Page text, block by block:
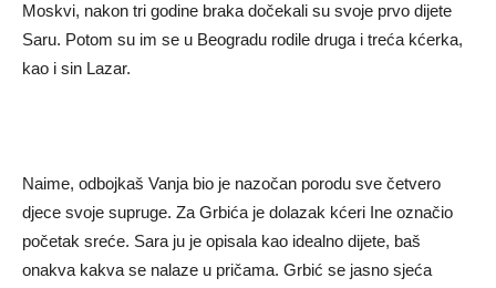
Moskvi, nakon tri godine braka dočekali su svoje prvo dijete
Saru. Potom su im se u Beogradu rodile druga i treća kćerka,
kao i sin Lazar.
Naime, odbojkaš Vanja bio je nazočan porodu sve četvero
djece svoje supruge. Za Grbića je dolazak kćeri Ine označio
početak sreće. Sara ju je opisala kao idealno dijete, baš
onakva kakva se nalaze u pričama. Grbić se jasno sjeća